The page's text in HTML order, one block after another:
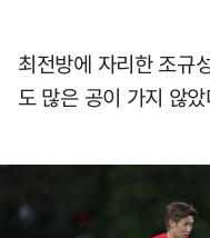
최전방에 자리한 조규
도 많은 공이 가지 않